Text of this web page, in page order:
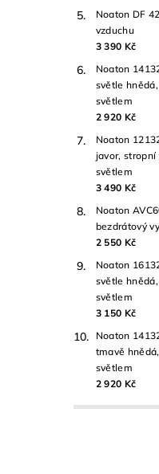
Noaton DF
vzduchu
3 390 Kč
Noaton
světle
světlem
2 920 Kč
Noaton
javor,
světlem
3 490 Kč
Noaton
bezdrátový
2 550 Kč
Noaton
světle
světlem
3 150 Kč
Noaton
tmavě
světlem
2 920 Kč